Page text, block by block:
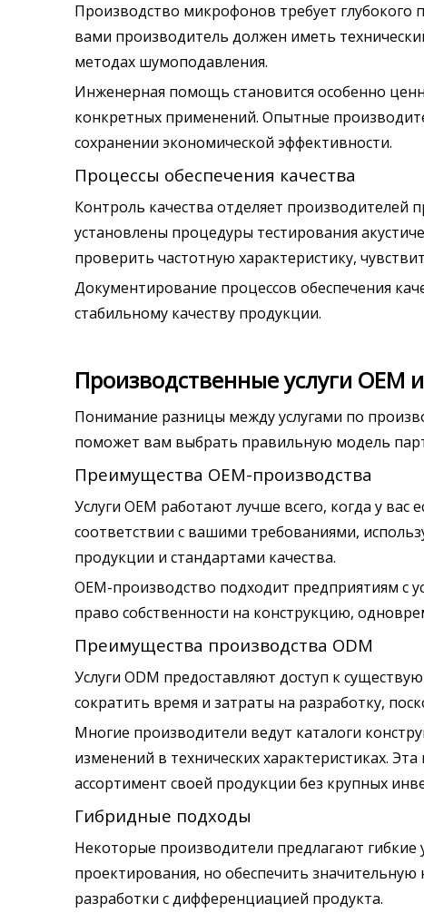
Производство микрофонов требует глубокого
вами производитель должен иметь
методах шумоподавления.
Инженерная помощь становится особенно
конкретных применений. Опытные
сохранении экономической эффективности.
Процессы обеспечения качества
Контроль качества отделяет
установлены процедуры тестирования
проверить частотную характеристику,
Документирование процессов обеспечения
стабильному качеству продукции.
Производственные услуги OEM
Понимание разницы между услугами по
поможет вам выбрать правильную модель
Преимущества OEM-производства
Услуги OEM работают лучше всего, когда у
соответствии с вашими требованиями,
продукции и стандартами качества.
OEM-производство подходит предприятиям с
право собственности на конструкцию,
Преимущества производства ODM
Услуги ODM предоставляют доступ к
сократить время и затраты на разработку,
Многие производители ведут каталоги
изменений в технических характеристиках.
ассортимент своей продукции без крупных
Гибридные подходы
Некоторые производители предлагают
проектирования, но обеспечить
разработки с дифференциацией продукта.